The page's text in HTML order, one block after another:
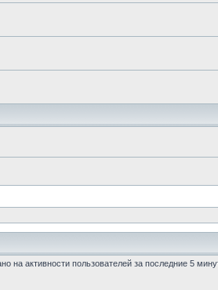
на активности пользователей за последние 5